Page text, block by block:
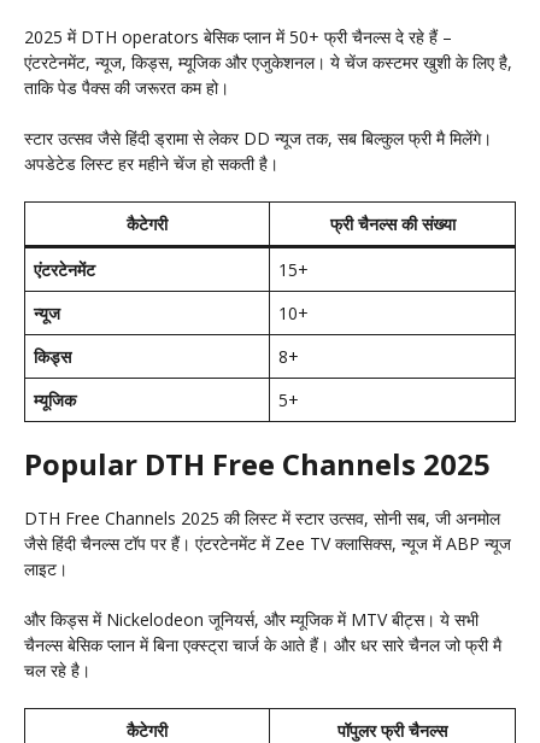
2025 में DTH operators बेसिक प्लान में 50+ फ्री चैनल्स दे रहे हैं –
एंटरटेनमेंट, न्यूज, किड्स, म्यूजिक और एजुकेशनल। ये चेंज कस्टमर खुशी के लिए है,
ताकि पेड पैक्स की जरूरत कम हो।
स्टार उत्सव जैसे हिंदी ड्रामा से लेकर DD न्यूज तक, सब बिल्कुल फ्री मै मिलेंगे।
अपडेटेड लिस्ट हर महीने चेंज हो सकती है।
कैटेगरी
फ्री चैनल्स की संख्या
एंटरटेनमेंट
15+
न्यूज
10+
किड्स
8+
म्यूजिक
5+
Popular DTH Free Channels 2025
DTH Free Channels 2025 की लिस्ट में स्टार उत्सव, सोनी सब, जी अनमोल
जैसे हिंदी चैनल्स टॉप पर हैं। एंटरटेनमेंट में Zee TV क्लासिक्स, न्यूज में ABP न्यूज
लाइट।
और किड्स में Nickelodeon जूनियर्स, और म्यूजिक में MTV बीट्स। ये सभी
चैनल्स बेसिक प्लान में बिना एक्स्ट्रा चार्ज के आते हैं। और धर सारे चैनल जो फ्री मै
चल रहे है।
कैटेगरी पॉपुलर फ्री चैनल्स